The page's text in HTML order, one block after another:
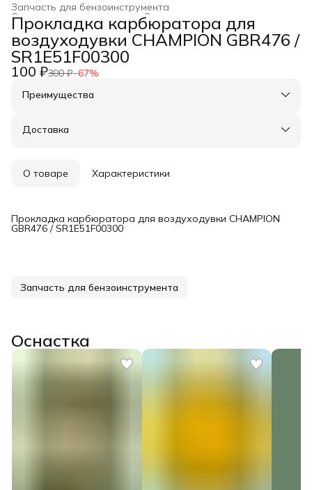
Запчасть для бензоинструмента
Оснастка для инструмента
Строительство и ремонт
Главная ›
Прокладка карбюратора для
воздуходувки CHAMPION GBR476 /
SR1E51F00300
100 ₽300 ₽−67%
Преимущества
Оплата частями в Сплит
Удобный возврат
Доставка
О товаре Характеристики
Прокладка карбюратора для воздуходувки CHAMPION
GBR476 / SR1E51F00300
Запчасть для бензоинструмента
Оснастка